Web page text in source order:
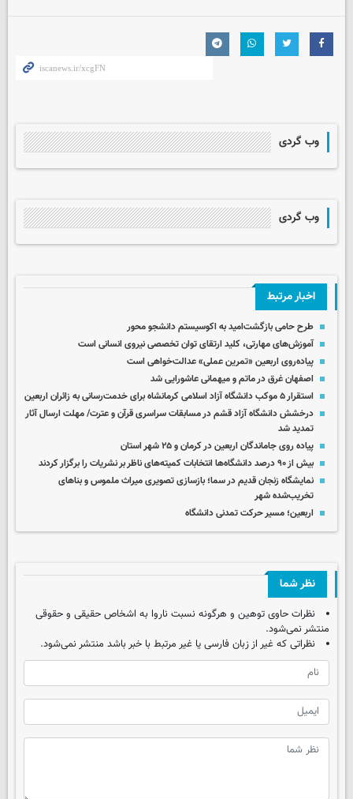
وب گردی
وب گردی
اخبار مرتبط
طرح حامی بازگشت‌امید به اکوسیستم دانشجو محور
آموزش‌های مهارتی، کلید ارتقای توان تخصصی نیروی انسانی است
پیاده‌روی اربعین «تمرین عملی» عدالت‌خواهی است
اصفهان غرق در ماتم و میهمانی عاشورایی شد
استقرار ۵ موکب دانشگاه آزاد اسلامی کرمانشاه برای خدمت‌رسانی به زائران اربعین
درخشش دانشگاه آزاد قشم در مسابقات سراسری قرآن و عترت/ مهلت ارسال آثار
تمدید شد
پیاده روی جاماندگان اربعین در کرمان و ۲۵ شهر استان
بیش از ۹۰ درصد دانشگاه‌ها انتخابات کمیته‌های ناظر بر نشریات را برگزار کردند
نمایشگاه زنجان قدیم در سما؛ بازسازی تصویری میراث ملموس و بناهای
تخریب‌شده شهر
اربعین؛ مسیر حرکت تمدنی دانشگاه
نظر شما
نظرات حاوی توهین و هرگونه نسبت ناروا به اشخاص حقیقی و حقوقی
منتشر نمی‌شود.
نظراتی که غیر از زبان فارسی یا غیر مرتبط با خبر باشد منتشر نمی‌شود.